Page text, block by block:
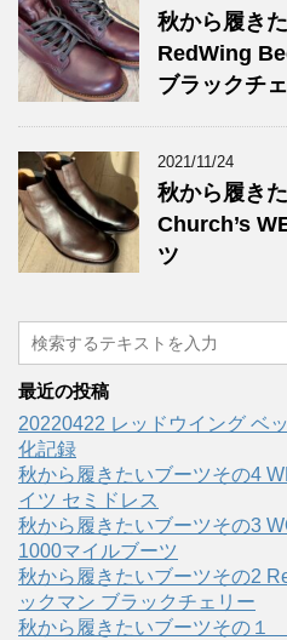
秋から履き
RedWing
ブラックチ
2021/11/24
秋から履き
Church’s
ツ
最近の投稿
20220422 レッドウイング ベ
化記録
秋から履きたいブーツその4
イツ セミドレス
秋から履きたいブーツその3
1000マイルブーツ
秋から履きたいブーツその2
ックマン ブラックチェリー
秋から履きたいブーツその１